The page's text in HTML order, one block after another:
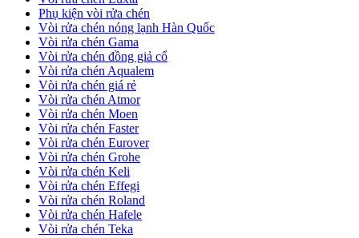
Phụ kiện vòi rửa chén
Vòi rửa chén nóng lạnh Hàn Quốc
Vòi rửa chén Gama
Vòi rửa chén đồng giả cổ
Vòi rửa chén Aqualem
Vòi rửa chén giá rẻ
Vòi rửa chén Atmor
Vòi rửa chén Moen
Vòi rửa chén Faster
Vòi rửa chén Eurover
Vòi rửa chén Grohe
Vòi rửa chén Keli
Vòi rửa chén Effegi
Vòi rửa chén Roland
Vòi rửa chén Hafele
Vòi rửa chén Teka